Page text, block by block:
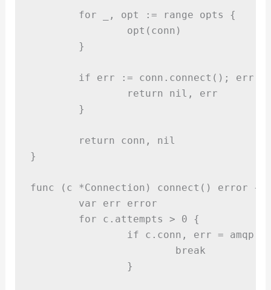
for , opt := range opts {
opt ( conn )
}
if err := conn . connect (); err
return
nil,
err
}
return conn ,
nil
}
func ( c *Connection ) connect () error
{
var err error
for c . attempts > 0
{
if c . conn , err = amqp
break
}